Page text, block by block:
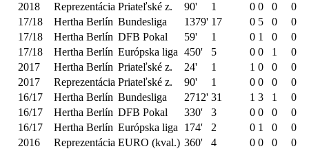
2018
Reprezentácia Priateľské z. 90' 1 0 0 0
0
17/18
Hertha Berlín Bundesliga 1379' 17 0 5 0
0
17/18
Hertha Berlín DFB Pokal 59' 1 0 1 0
0
17/18
Hertha Berlín Európska liga 450' 5 0 0 1
0
2017
Hertha Berlín Priateľské z. 24' 1 1 0 0
0
2017
Reprezentácia Priateľské z. 90' 1 0 0 0
0
16/17
Hertha Berlín Bundesliga 2712' 31 1 3 1
0
16/17
Hertha Berlín DFB Pokal 330' 3 0 0 0
0
16/17
Hertha Berlín Európska liga 174' 2 0 1 0
0
2016
Reprezentácia EURO (kval.) 360' 4 0 0 0 0